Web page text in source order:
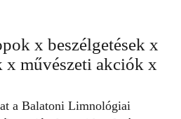
x beszélgetések x
x művészeti akciók x
a Balatoni Limnológiai